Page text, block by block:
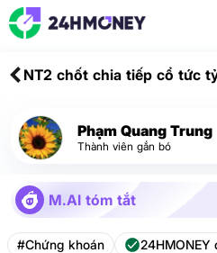
NT2 chốt chia tiếp cổ tức
Phạm Quang Trung
Thành viên gắn bó
M.AI tóm tắt
#Chứng khoán